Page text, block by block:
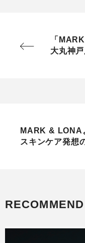
RECOMMEND
「
大丸神戸
MARK & LONA
スキンケア発想